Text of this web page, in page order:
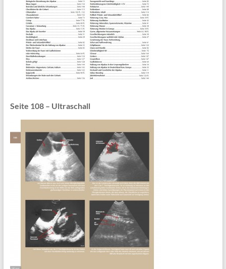
Seite 108 – Ultraschall